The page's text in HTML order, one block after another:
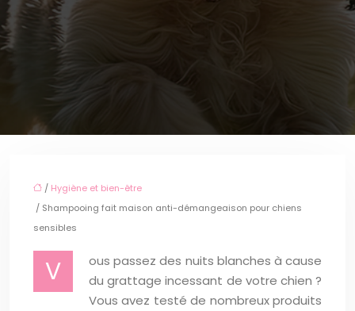
/ Hygiène et bien-être
/ Shampooing fait maison anti-démangeaison pour chiens
sensibles
V
ous passez des nuits blanches à cause
du grattage incessant de votre chien ?
Vous avez testé de nombreux produits